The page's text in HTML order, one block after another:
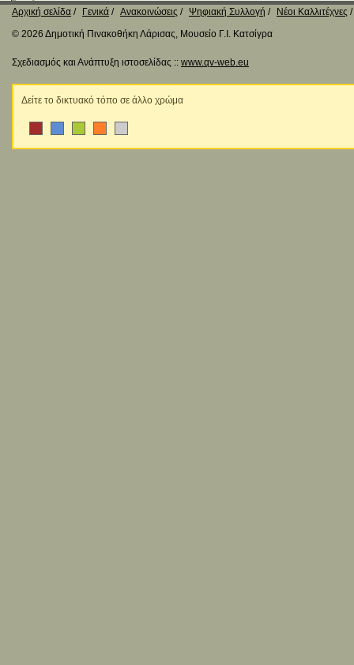
Αρχική σελίδα Γενικά Ανακοινώσεις Ψηφιακή Συλλογή
Νέοι Καλλιτέχνες
© 2026 Δημοτική Πινακοθήκη Λάρισας, Μουσείο Γ.Ι. Κατσίγρα
Σχεδιασμός και Ανάπτυξη ιστοσελίδας :: www.qv-web.eu
Δείτε το δικτυακό τόπο σε άλλο χρώμα